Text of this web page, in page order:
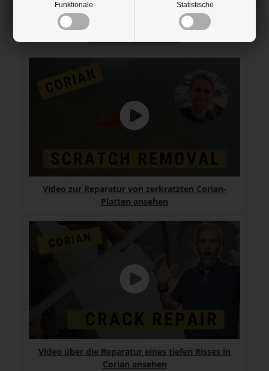
Funktionale Statistische
Video über das Schleifen und Polieren einer
Video zur Reparatur von zerkratzten Corian-
Platten ansehen
Video über die Reparatur eines tiefen Risses in
Corian ansehen